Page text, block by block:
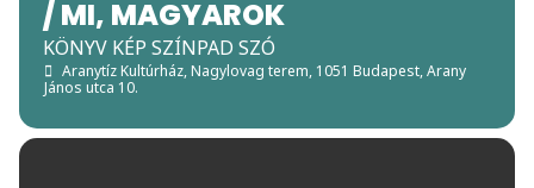
/ MI, MAGYAROK
KÖNYV KÉP SZÍNPAD SZÓ
Aranytíz Kultúrház, Nagylovag terem, 1051 Budapest, Arany
János utca 10.